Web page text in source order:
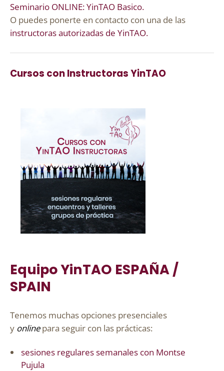
Seminario ONLINE: YinTAO Basico.
O puedes ponerte en contacto con una de las
instructoras autorizadas de YinTAO.
Cursos con Instructoras YinTAO
Equipo YinTAO ESPAÑA /
SPAIN
Tenemos muchas opciones presenciales
y onlinepara seguir con las prácticas:
sesiones regulares semanales con Montse
Pujula